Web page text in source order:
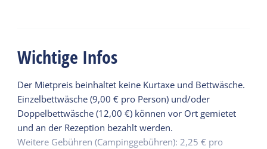
Wichtige Infos
Der Mietpreis beinhaltet keine Kurtaxe und Bettwäsche.
Einzelbettwäsche (9,00 € pro Person) und/oder
Doppelbettwäsche (12,00 €) können vor Ort gemietet
und an der Rezeption bezahlt werden.
Weitere Gebühren (Campinggebühren): 2,25 € pro